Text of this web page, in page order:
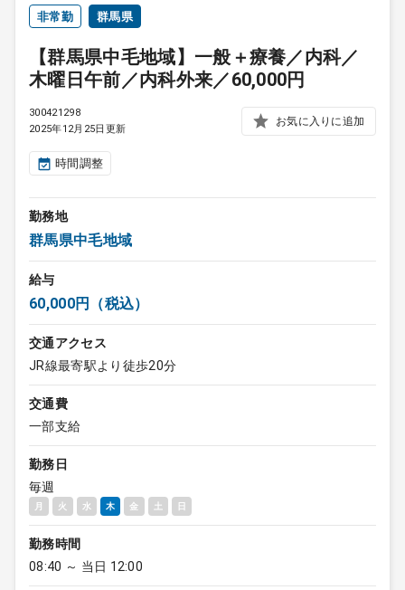
非常勤 群馬県
【群馬県中毛地域】一般＋療養／内科／
木曜日午前／内科外来／60,000円
300421298
2025年12月25日更新
お気に入りに追加
時間調整
勤務地
群馬県中毛地域
給与
60,000円（税込）
交通アクセス
JR線最寄駅より徒歩20分
交通費
一部支給
勤務日
毎週
月 火 水 木 金 土 日
勤務時間
08:40 ～ 当日 12:00